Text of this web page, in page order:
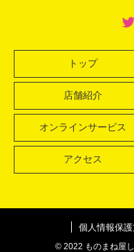
トップ
店舗紹介
オンラインサービス
アクセス
個人情報保
© 2022 ものまね屋